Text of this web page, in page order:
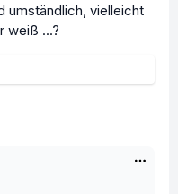
umständlich, vielleicht
weiß ...?